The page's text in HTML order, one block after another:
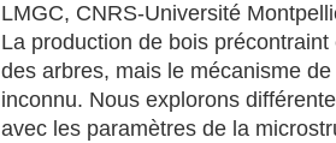
LMGC, CNRS-Université
La production de bois
des arbres, mais le mécanisme
inconnu. Nous explorons
avec les paramètres de la